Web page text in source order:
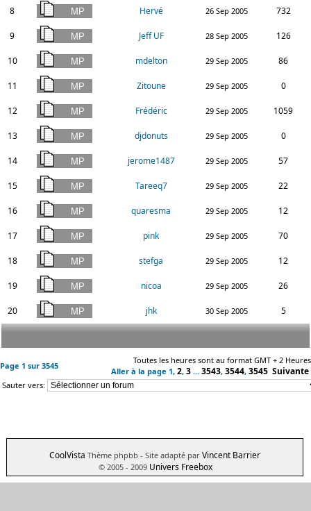
8 Hervé 26 Sep 2005 732
9 Jeff UF 28 Sep 2005 126
10 mdelton 29 Sep 2005 86
11 Zitoune 29 Sep 2005 0
12 Frédéric 29 Sep 2005 1059
13 djdonuts 29 Sep 2005 0
14 jerome1487 29 Sep 2005 57
15 Tareeq7 29 Sep 2005 22
16 quaresma 29 Sep 2005 12
17 pink 29 Sep 2005 70
18 stefga 29 Sep 2005 12
19 nicoa 29 Sep 2005 26
20 jhk 30 Sep 2005 5
Page 1 sur 3545
Toutes les heures sont au format GMT + 2 Heures
Aller à la page 1, 2, 3 ... 3543, 3544, 3545 Suivante
Sauter vers:
CoolVista Thème phpbb - Site adapté par Vincent Barrier
© 2005 - 2009 Univers Freebox